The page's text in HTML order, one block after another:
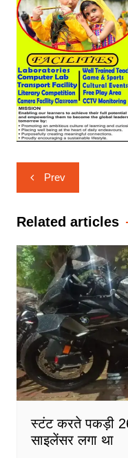
Post
navigation
Prev
Related articles
स्टंट करते पकड़ी
साइलेंसर लगा था